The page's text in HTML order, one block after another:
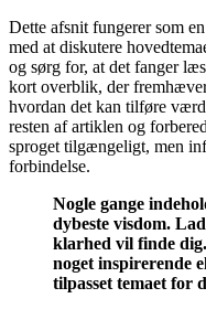
Dette afsnit fungerer som
med at diskutere
og sørg for, at det fanger
kort overblik, der
hvordan det kan tilføre
resten af artiklen og
sproget tilgængeligt, men
forbindelse.
Nogle gange
dybeste visdom.
klarhed vil finde
noget inspirerende
tilpasset temaet for